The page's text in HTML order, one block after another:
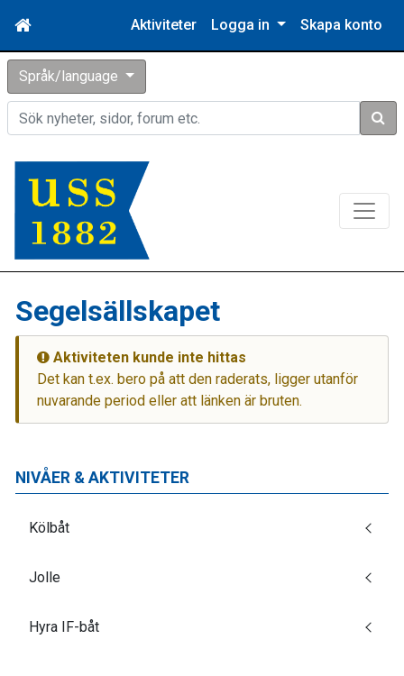
Aktiviteter Logga in Skapa konto
Språk/language
Sök
Segelsällskapet
Aktiviteten kunde inte hittas
Det kan t.ex. bero på att den raderats, ligger utanför
nuvarande period eller att länken är bruten.
NIVÅER & AKTIVITETER
Kölbåt
Jolle
Hyra IF-båt